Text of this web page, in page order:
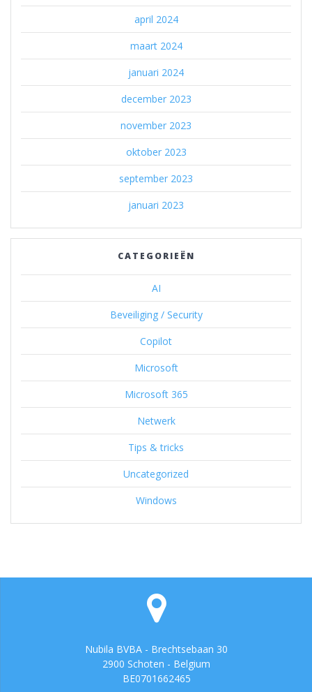
april 2024
maart 2024
januari 2024
december 2023
november 2023
oktober 2023
september 2023
januari 2023
CATEGORIEËN
AI
Beveiliging / Security
Copilot
Microsoft
Microsoft 365
Netwerk
Tips & tricks
Uncategorized
Windows
Nubila BVBA - Brechtsebaan 30
2900 Schoten - Belgium
BE0701662465